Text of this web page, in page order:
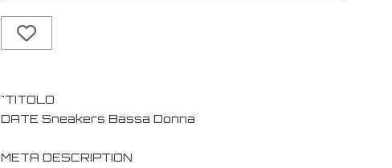
"TITOLO
DATE Sneakers Bassa Donna
META DESCRIPTION